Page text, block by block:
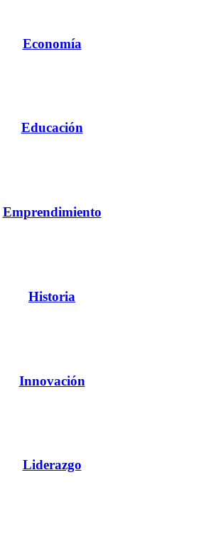
Economía
Educación
Emprendimiento
Historia
Innovación
Liderazgo